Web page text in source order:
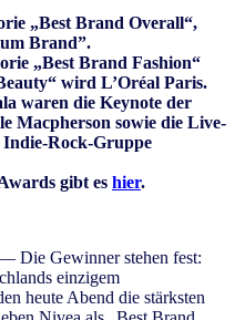
„Best Brand Overall“,
Brand”.
„Best Brand Fashion“
wird L’Oréal Paris.
waren die Keynote der
Macpherson sowie die Live-
Indie-Rock-Gruppe
gibt es hier.
Die Gewinner stehen fest:
einzigem
heute Abend die stärksten